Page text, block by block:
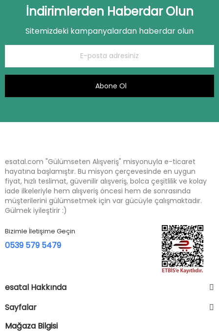
İndirimlerden Haberdar Olun
Sitemizdeki kampanyalardan haberdar olun
Abone Ol
esatal.com "Gülümseten Alışveriş" misyonuyla e-ticaret
hayatına başlamıştır. Bu misyon çerçevesinde en uygun
fiyat, hızlı teslimat, güvenilir alışveriş, bolca çeşitlilik ve kolay
iade ilkeleriyle hem alışveriş öncesi hem de sonrasında
müşterilerini gülümsetmek için var gücüyle çalışmaktadır.
Gülmek iyileştirir :)
Bizimle İletişime Geçin
0539 579 5479
esatal Hakkında
Sayfalar
Mağaza Bilgisi